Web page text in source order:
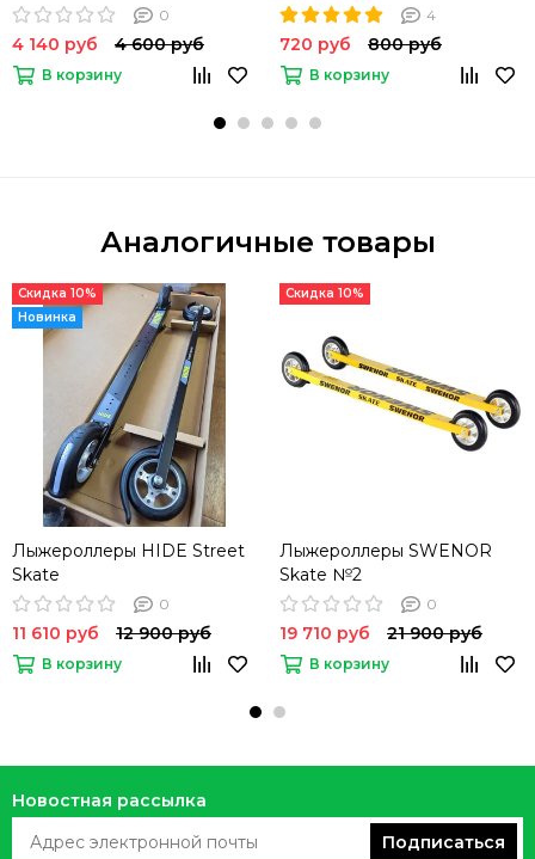
0
4 140 руб 4 600 руб
В корзину
4
720 руб 800 руб
В корзину
Аналогичные товары
Скидка 10%
Новинка
Лыжероллеры HIDE Street
Skate
0
11 610 руб 12 900 руб
В корзину
Скидка 10%
Лыжероллеры SWENOR
Skate №2
0
19 710 руб 21 900 руб
В корзину
Новостная рассылка
Подписаться